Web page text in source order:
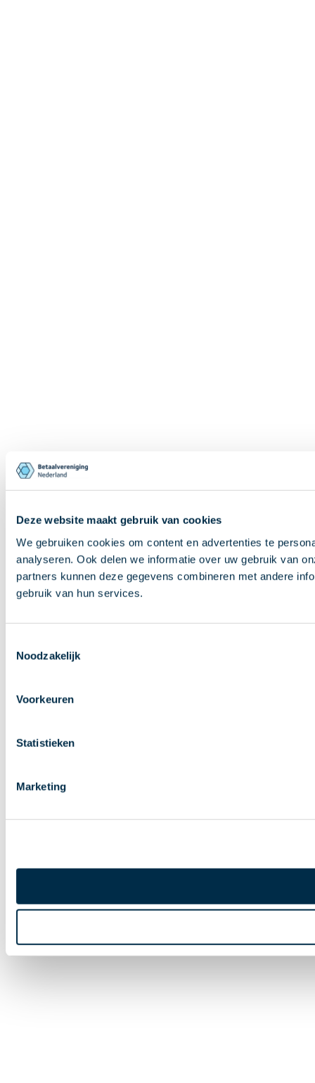
Deze website maakt gebruik van cookies
We gebruiken cookies om content en advertenties te
analyseren. Ook delen we informatie over uw gebruik van
partners kunnen deze gegevens combineren met andere
gebruik van hun services.
Noodzakelijk
Voorkeuren
Statistieken
Marketing